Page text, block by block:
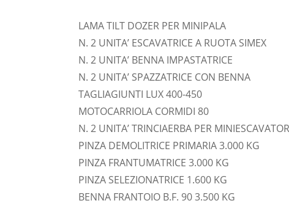
LAMA TILT DOZER PER MINIPALA
N. 2 UNITA’ ESCAVATRICE A RUOTA SIMEX
N. 2 UNITA’ BENNA IMPASTATRICE
N. 2 UNITA’ SPAZZATRICE CON BENNA
TAGLIAGIUNTI LUX 400-450
MOTOCARRIOLA CORMIDI 80
N. 2 UNITA’ TRINCIAERBA PER
PINZA DEMOLITRICE PRIMARIA 3.000 KG
PINZA FRANTUMATRICE 3.000 KG
PINZA SELEZIONATRICE 1.600 KG
BENNA FRANTOIO B.F. 90 3.500 KG